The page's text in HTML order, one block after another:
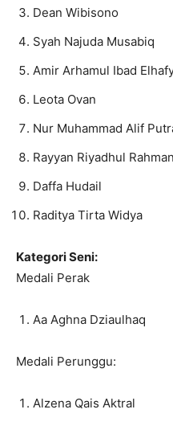
⁠Dean Wibisono
⁠Syah Najuda Musabiq
⁠Amir Arhamul Ibad
⁠Leota Ovan
⁠Nur Muhammad Alif
⁠Rayyan Riyadhul Rahman
⁠Daffa Hudail
⁠Raditya Tirta Widya
Kategori Seni:
Medali Perak
Aa Aghna Dziaulhaq
Medali Perunggu:
Alzena Qais Aktral